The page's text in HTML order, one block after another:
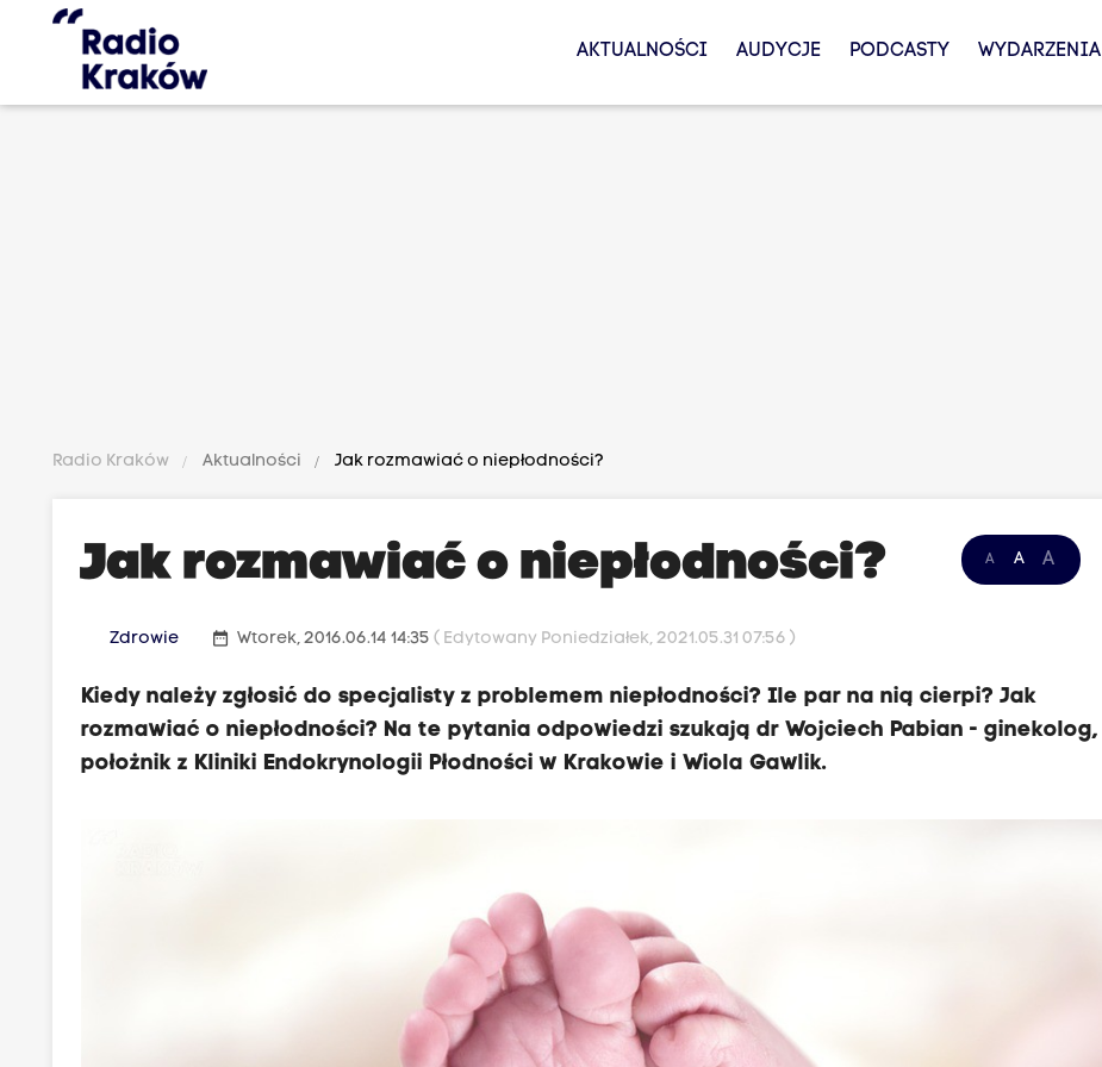
AKTUALNOŚCI AUDYCJE PODCASTY WYDARZENIA
Radio Kraków Aktualności Jak rozmawiać o niepłodności?
A A A
Jak rozmawiać o niepłodności?
Zdrowie date_range Wtorek, 2016.06.14 14:35( Edytowany Poniedziałek, 2021.05.31 07:56 )
Kiedy należy zgłosić do specjalisty z problemem niepłodności? Ile par na nią cierpi? Jak
rozmawiać o niepłodności? Na te pytania odpowiedzi szukają dr Wojciech Pabian - ginekolog,
położnik z Kliniki Endokrynologii Płodności w Krakowie i Wiola Gawlik.